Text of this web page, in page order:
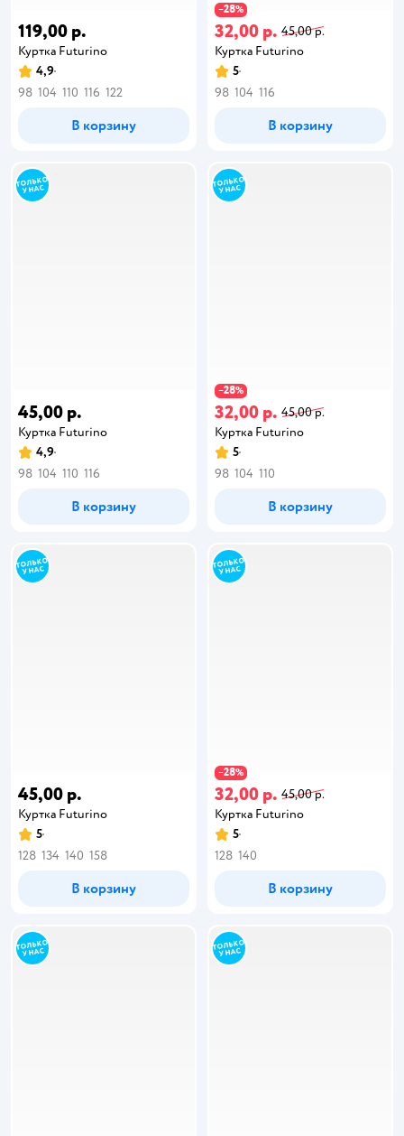
119,00 р.
Куртка Futurino
4,9
98 104 110 116 122
В корзину
−28%
32,00 р. 45,00 р.
Куртка Futurino
5
98 104 116
В корзину
45,00 р.
Куртка Futurino
4,9
98 104 110 116
В корзину
−28%
32,00 р. 45,00 р.
Куртка Futurino
5
98 104 110
В корзину
45,00 р.
Куртка Futurino
5
128 134 140 158
В корзину
−28%
32,00 р. 45,00 р.
Куртка Futurino
5
128 140
В корзину